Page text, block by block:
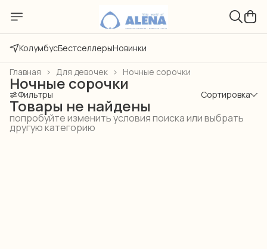
КолумбусБестселлерыНовинки
Ночные сорочки
Для девочек ›
Главная ›
Ночные сорочки
Фильтры Сортировка
Товары не найдены
попробуйте изменить условия поиска или выбрать
другую категорию